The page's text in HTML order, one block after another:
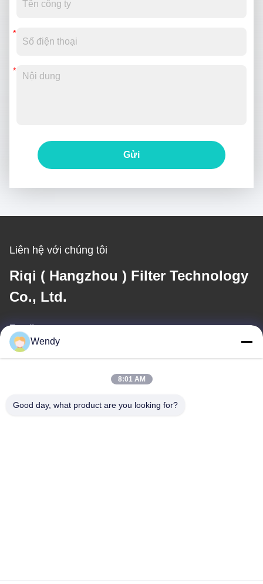
Gửi
Liên hệ với chúng tôi
Riqi ( Hangzhou ) Filter Technology
Co., Ltd.
Email
Wendy
8:01 AM
Good day, what product are you looking for?